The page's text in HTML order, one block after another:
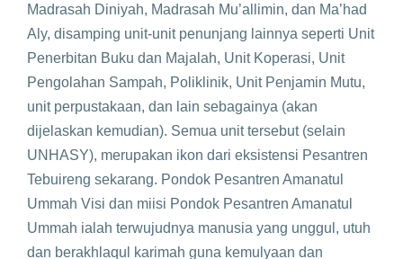
Madrasah Diniyah, Madrasah Mu’allimin, dan Ma’had
Aly, disamping unit-unit penunjang lainnya seperti Unit
Penerbitan Buku dan Majalah, Unit Koperasi, Unit
Pengolahan Sampah, Poliklinik, Unit Penjamin Mutu,
unit perpustakaan, dan lain sebagainya (akan
dijelaskan kemudian). Semua unit tersebut (selain
UNHASY), merupakan ikon dari eksistensi Pesantren
Tebuireng sekarang. Pondok Pesantren Amanatul
Ummah Visi dan miisi Pondok Pesantren Amanatul
Ummah ialah terwujudnya manusia yang unggul, utuh
dan berakhlaqul karimah guna kemulyaan dan